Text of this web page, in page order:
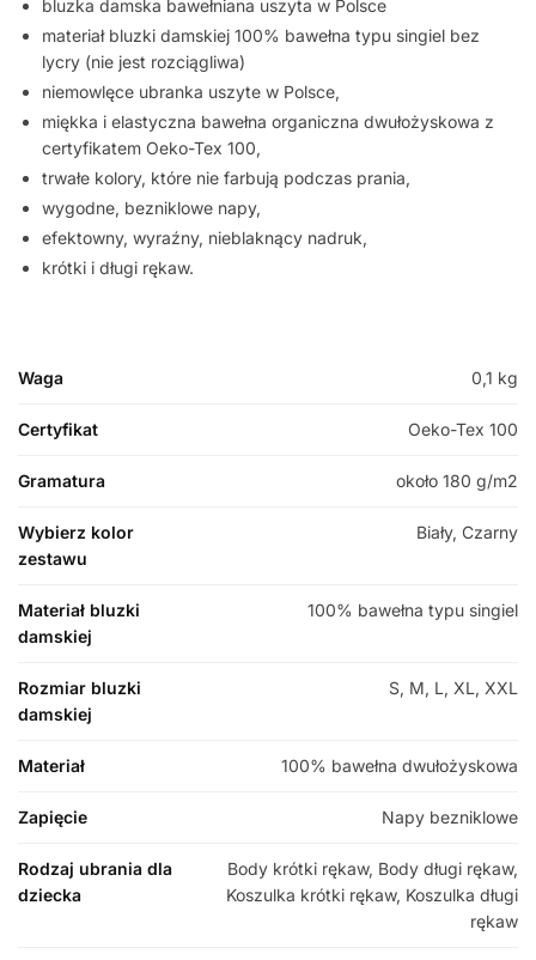
bluzka damska bawełniana uszyta w Polsce
materiał bluzki damskiej 100% bawełna typu singiel bez
lycry (nie jest rozciągliwa)
niemowlęce ubranka uszyte w Polsce,
miękka i elastyczna bawełna organiczna dwułożyskowa z
certyfikatem Oeko-Tex 100,
trwałe kolory, które nie farbują podczas prania,
wygodne, bezniklowe napy,
efektowny, wyraźny, nieblaknący nadruk,
krótki i długi rękaw.
Waga 0,1 kg
Certyfikat Oeko-Tex 100
Gramatura około 180 g/m2
Wybierz kolor
zestawu
Biały, Czarny
Materiał bluzki
damskiej
100% bawełna typu singiel
Rozmiar bluzki
damskiej
S, M, L, XL, XXL
Materiał 100% bawełna dwułożyskowa
Zapięcie Napy bezniklowe
Rodzaj ubrania dla
dziecka
Body krótki rękaw, Body długi rękaw,
Koszulka krótki rękaw, Koszulka długi
rękaw